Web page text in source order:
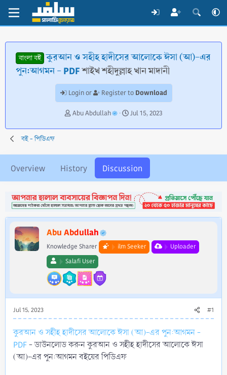
বাংলা বই কুরআন ও সহীহ হাদীসের আলোকে ঈসা (আ)-এর
পুন:আগমন - PDFশাইখ শহীদুল্লাহ খান মাদানী
Login or Register to Download
T
r
s
t
r
t
e
r
Abu Abdullah
S
a
a
t
Jul 15, 2023
বই - পিডিএফ
Overview History Discussion
Abu Abdullah
Knowledge Sharer ilm Seeker
Uploader
Salafi User
Jul 15, 2023 #1
কুরআন ও সহীহ হাদীসের আলোকে ঈসা (আ)-এর পুন:আগমন -
PDF- ডাউনলোড করুন কুরআন ও সহীহ হাদীসের আলোকে ঈসা
(আ)-এর পুন:আগমন বইয়ের পিডিএফ